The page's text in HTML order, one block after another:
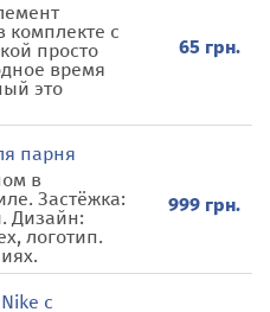
комплекте с
просто
время
это
65 грн.
парня
в
Застёжка:
Дизайн:
логотип.
999 грн.
с